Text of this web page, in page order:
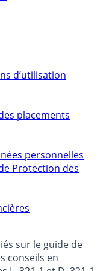
d’utilisation
placements
personnelles
Protection des
sur le guide de